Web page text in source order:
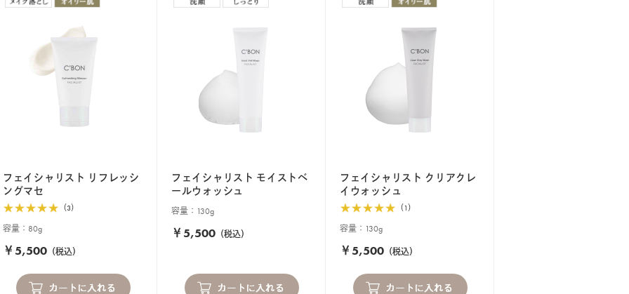
フェイシャリスト リフレッシ
ングマセ
（3）
容量：80g
￥5,500 （税込）
フェイシャリスト モイストベ
ールウォッシュ
容量：130g
￥5,500 （税込）
フェイシャリスト クリアクレ
イウォッシュ
（1）
容量：130g
￥5,500 （税込）